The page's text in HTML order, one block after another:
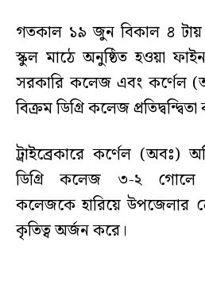
গতকাল ১৯ জুন বিকাল ৪ টায়
স্কুল মাঠে অনুষ্ঠিত হওয়া
সরকারি কলেজ এবং কর্ণেল
বিক্রম ডিগ্রি কলেজ
ট্রাইব্রেকারে কর্ণেল (অবঃ)
ডিগ্রি কলেজ ৩-২ গোলে
কলেজকে হারিয়ে উপজেলার
কৃতিত্ব অর্জন করে।